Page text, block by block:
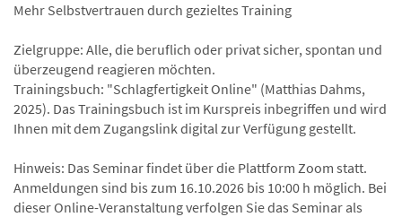
Mehr Selbstvertrauen durch gezieltes Training
Zielgruppe: Alle, die beruflich oder privat sicher, spontan und
überzeugend reagieren möchten.
Trainingsbuch: "Schlagfertigkeit Online" (Matthias Dahms,
2025). Das Trainingsbuch ist im Kurspreis inbegriffen und wird
Ihnen mit dem Zugangslink digital zur Verfügung gestellt.
Hinweis: Das Seminar findet über die Plattform Zoom statt.
Anmeldungen sind bis zum 16.10.2026 bis 10:00 h möglich. Bei
dieser Online-Veranstaltung verfolgen Sie das Seminar als